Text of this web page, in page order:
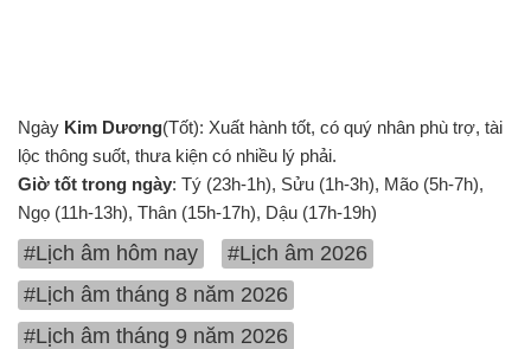
Ngày Kim Dương(Tốt): Xuất hành tốt, có quý nhân phù trợ, tài
lộc thông suốt, thưa kiện có nhiều lý phải.
Giờ tốt trong ngày: Tý (23h-1h), Sửu (1h-3h), Mão (5h-7h),
Ngọ (11h-13h), Thân (15h-17h), Dậu (17h-19h)
#Lịch âm hôm nay
#Lịch âm 2026
#Lịch âm tháng 8 năm 2026
#Lịch âm tháng 9 năm 2026